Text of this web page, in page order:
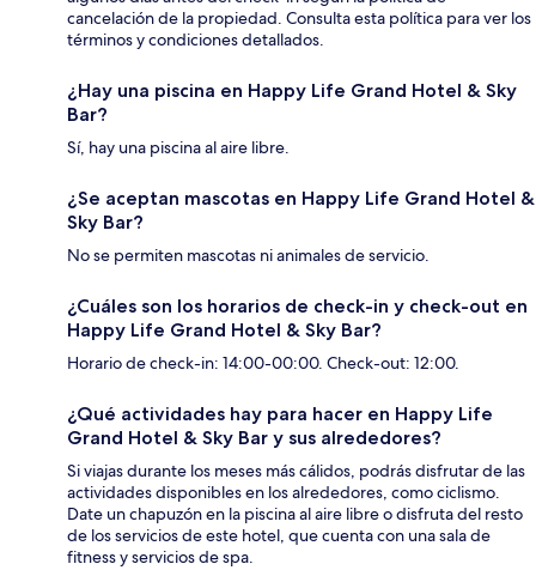
cancelación de la propiedad. Consulta esta política para ver los
términos y condiciones detallados.
¿Hay una piscina en Happy Life Grand Hotel & Sky
Bar?
Sí, hay una piscina al aire libre.
¿Se aceptan mascotas en Happy Life Grand Hotel &
Sky Bar?
No se permiten mascotas ni animales de servicio.
¿Cuáles son los horarios de check-in y check-out en
Happy Life Grand Hotel & Sky Bar?
Horario de check-in: 14:00-00:00. Check-out: 12:00.
¿Qué actividades hay para hacer en Happy Life
Grand Hotel & Sky Bar y sus alrededores?
Si viajas durante los meses más cálidos, podrás disfrutar de las
actividades disponibles en los alrededores, como ciclismo.
Date un chapuzón en la piscina al aire libre o disfruta del resto
de los servicios de este hotel, que cuenta con una sala de
fitness y servicios de spa.